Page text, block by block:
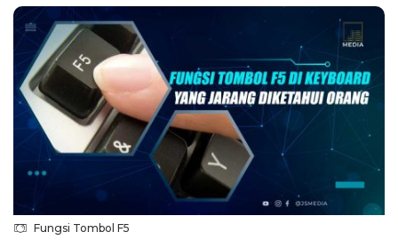
Fungsi Tombol F5